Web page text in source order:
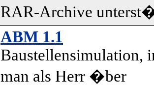
RAR-Archive
ABM 1.1
Baustellensimulation,
man als Herr �ber